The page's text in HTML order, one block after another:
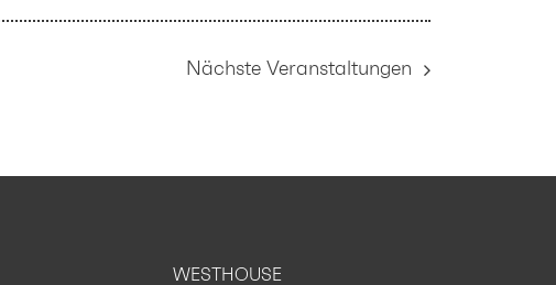
NächsteVeranstaltungen
WESTHOUSE